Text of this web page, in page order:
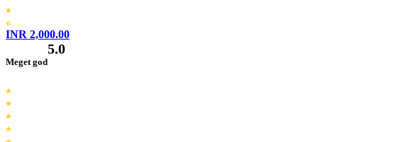
INR 2,000.00
Meget god
5.0